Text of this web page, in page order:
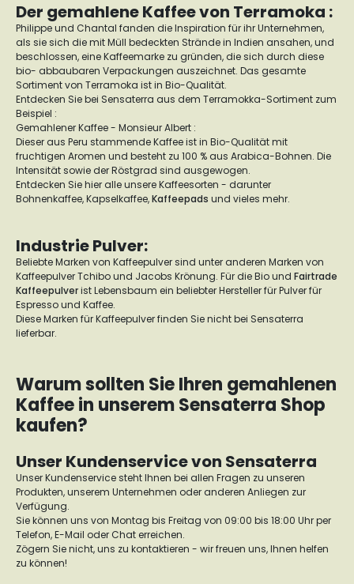
Der gemahlene Kaffee von Terramoka :
Philippe und Chantal fanden die Inspiration für ihr Unternehmen,
als sie sich die mit Müll bedeckten Strände in Indien ansahen, und
beschlossen, eine Kaffeemarke zu gründen, die sich durch diese
bio- abbaubaren Verpackungen auszeichnet. Das gesamte
Sortiment von Terramoka ist in Bio-Qualität.
Entdecken Sie bei Sensaterra aus dem Terramokka-Sortiment zum
Beispiel :
Gemahlener Kaffee - Monsieur Albert :
Dieser aus Peru stammende Kaffee ist in Bio-Qualität mit
fruchtigen Aromen und besteht zu 100 % aus Arabica-Bohnen. Die
Intensität sowie der Röstgrad sind ausgewogen.
Entdecken Sie hier alle unsere Kaffeesorten - darunter
Bohnenkaffee, Kapselkaffee,Kaffeepads und vieles mehr.
Industrie Pulver:
Beliebte Marken von Kaffeepulver sind unter anderen Marken von
Kaffeepulver Tchibo und Jacobs Krönung. Für die Bio und Fairtrade
Kaffeepulverist Lebensbaum ein beliebter Hersteller für Pulver für
Espresso und Kaffee.
Diese Marken für Kaffeepulver finden Sie nicht bei Sensaterra
lieferbar.
Warum sollten Sie Ihren gemahlenen
Kaffee in unserem Sensaterra Shop
kaufen?
Unser Kundenservice von Sensaterra
Unser Kundenservice steht Ihnen bei allen Fragen zu unseren
Produkten, unserem Unternehmen oder anderen Anliegen zur
Verfügung.
Sie können uns von Montag bis Freitag von 09:00 bis 18:00 Uhr per
Telefon, E-Mail oder Chat erreichen.
Zögern Sie nicht, uns zu kontaktieren - wir freuen uns, Ihnen helfen
zu können!